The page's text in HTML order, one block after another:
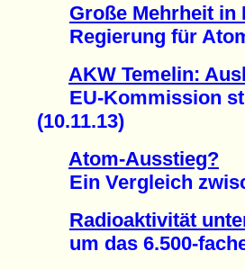
Große Mehrheit in
Regierung für
AKW Temelin:
EU-Kommission
(10.11.13)
Atom-Ausstieg?
Ein Vergleich
Radioaktivität
um das 6.500-fache